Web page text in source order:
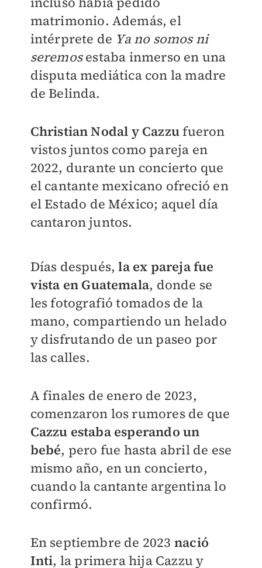
matrimonio. Además, el
intérprete de Ya no somos ni
seremosestaba inmerso en una
disputa mediática con la madre
de Belinda.
Christian Nodal y Cazzufueron
vistos juntos como pareja en
2022, durante un concierto que
el cantante mexicano ofreció en
el Estado de México; aquel día
cantaron juntos.
Días después,la ex pareja fue
vista en Guatemala, donde se
les fotografió tomados de la
mano, compartiendo un helado
y disfrutando de un paseo por
las calles.
A finales de enero de 2023,
comenzaron los rumores de que
Cazzu estaba esperando un
bebé, pero fue hasta abril de ese
mismo año, en un concierto,
cuando la cantante argentina lo
confirmó.
En septiembre de 2023 nació
Inti, la primera hija Cazzu y